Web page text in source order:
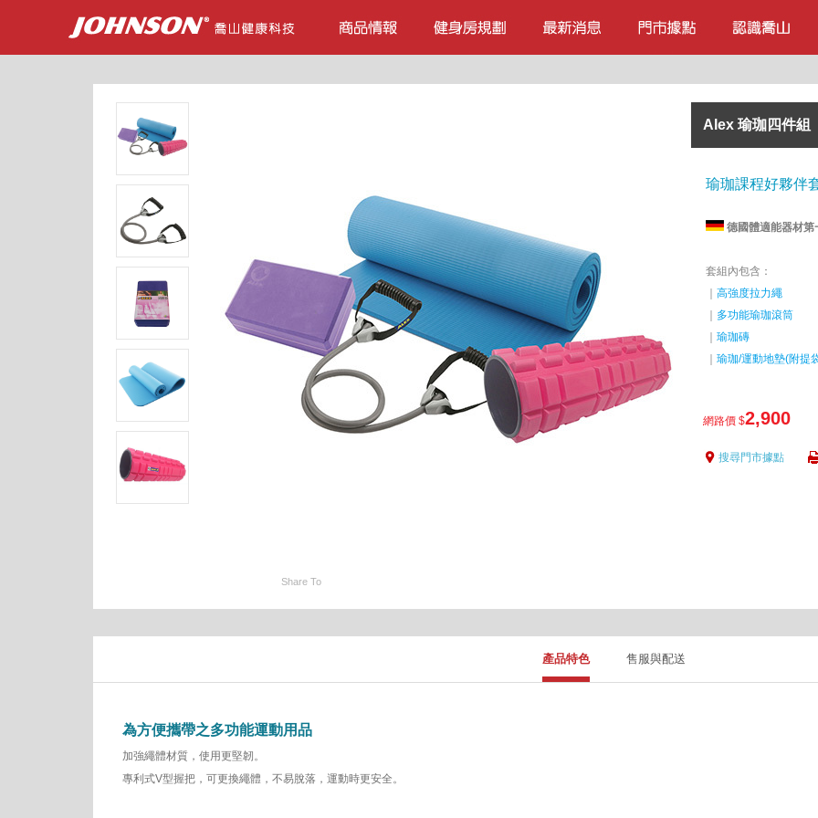
Share To
Alex 瑜珈四件組
瑜珈課程好夥伴
德國體適能器材第
套組內包含：
高強度拉力繩
多功能瑜珈滾筒
瑜珈磚
瑜珈/運動地墊(附提
網路價 $2,900
搜尋門市據點
產品特色 售服與配送
為方便攜帶之多功能運動用品
加強繩體材質，使用更堅韌。
專利式V型握把，可更換繩體，不易脫落，運動時更安全。